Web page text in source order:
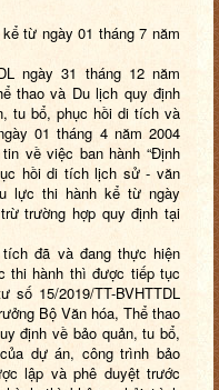
từ ngày 01 tháng 7 năm
ngày 31 tháng 12 năm
thao và Du lịch quy định
tu bổ, phục hồi di tích và
01 tháng 4 năm 2004
về việc ban hành “Định
hồi di tích lịch sử - văn
lực thi hành kể từ ngày
trường hợp quy định tại
đã và đang thực hiện
thi hành thì được tiếp tục
15/2019/TT-BVHTTDL
Bộ Văn hóa, Thể thao
định về bảo quản, tu bổ,
dự án, công trình bảo
lập và phê duyệt trước